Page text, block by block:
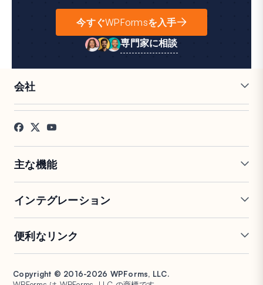
今すぐWPFormsを入手
専門家に相談
会社
採用情報
お客様の声
プレス
アフィリエイト
主な機能
条件付きロジック
会話型フォーム
フォームランディングページ
エントリー管理
フォーム放棄
PDF生成
署名フォーム
スパム保護
インテグレーション
Google Sheets
Salesforce
HubSpot
Stripe
PayPal
便利なリンク
ドキュメント
WPConsent
Copyright © 2016-2026 WPForms, LLC.